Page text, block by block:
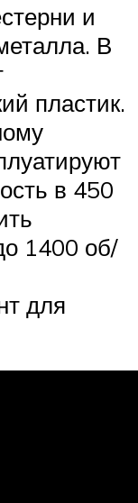
и
В
пластик.
в 450
1400 об/
для